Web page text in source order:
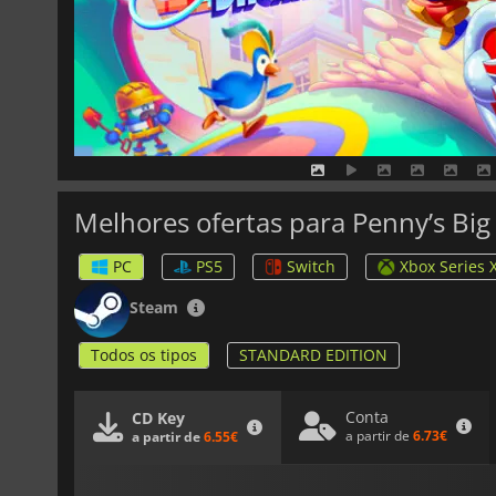
Melhores ofertas para Penny’s
PC PS5 Switch
Xbox Series
Steam
Todos os tipos STANDARD EDITION
CD Key
a partir de6.55€
Conta
a partir de 6.73€